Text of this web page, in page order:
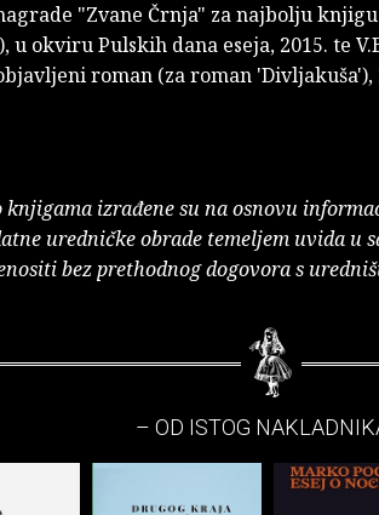
"Zvane Črnja" za najbolju
u okviru Pulskih dana eseja, 2015. te
roman (za roman 'Divljakuša'),
knjigama izrađene su na osnovu
uredničke obrade temeljem uvida u
bez prethodnog dogovora s
– OD ISTOG